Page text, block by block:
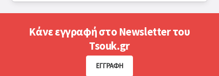
Κάνε εγγραφή στο Newsletter του
Tsouk.gr
ΕΓΓΡΑΦΉ